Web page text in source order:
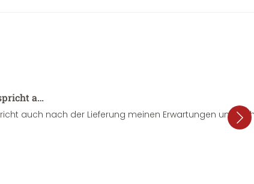
a…
auch nach der Lieferung meinen Erwartungen und